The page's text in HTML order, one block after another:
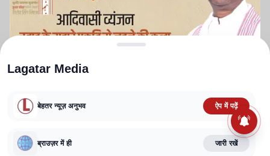
TERMS AND CONDITIONS
CORRECTIONS POLICY
FACT CHECKING POLICY
Lagatar Media
बेहतर न्यूज़ अनुभव ऐप में पढ़ें
ब्राउज़र में ही जारी रखें